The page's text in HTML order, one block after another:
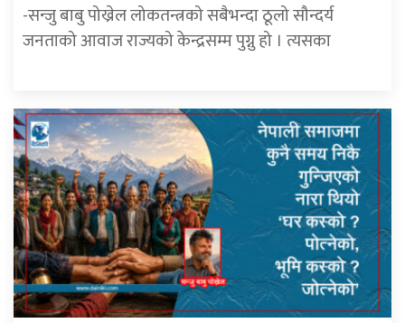
-सन्जु बाबु पोख्रेल लोकतन्त्रको सबैभन्दा ठूलो सौन्दर्य
जनताको आवाज राज्यको केन्द्रसम्म पुग्नु हो । त्यसका